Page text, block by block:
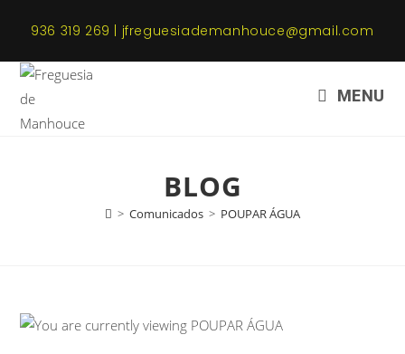
936 319 269 | jfreguesiademanhouce@gmail.com
MENU
BLOG
> Comunicados > POUPAR ÁGUA